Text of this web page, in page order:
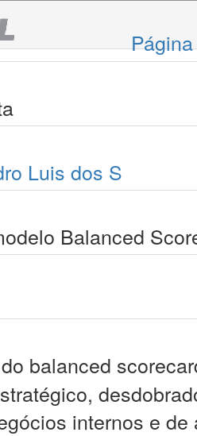
Luis dos S
Balanced
balanced
internos e